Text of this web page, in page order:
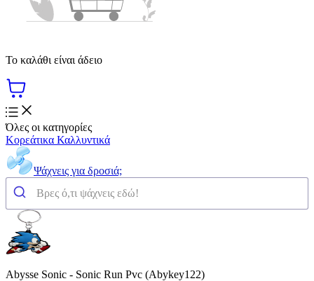
Το καλάθι είναι άδειο
Όλες οι κατηγορίες
Κορεάτικα Καλλυντικά
Ψάχνεις για δροσιά;
Abysse Sonic - Sonic Run Pvc (Abykey122)